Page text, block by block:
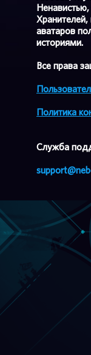
аватаров
историями.
Все права
Политика
Cлужба